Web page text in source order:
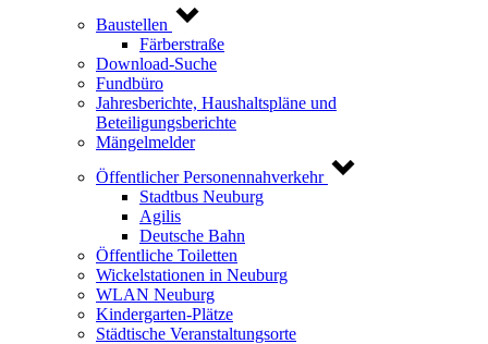
Baustellen
Färberstraße
Download-Suche
Fundbüro
Jahresberichte, Haushaltspläne und
Beteiligungsberichte
Mängelmelder
Öffentlicher Personennahverkehr
Stadtbus Neuburg
Agilis
Deutsche Bahn
Öffentliche Toiletten
Wickelstationen in Neuburg
WLAN Neuburg
Kindergarten-Plätze
Städtische Veranstaltungsorte